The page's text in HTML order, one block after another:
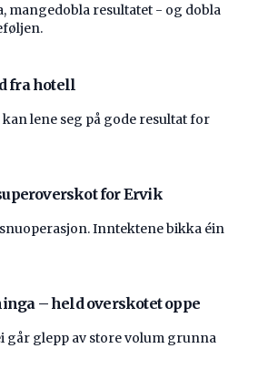
mangedobla resultatet - og dobla
fra hotell
lene seg på gode resultat for
for Ervik
Inntektene bikka éin
– held overskotet oppe
går glepp av store volum grunna